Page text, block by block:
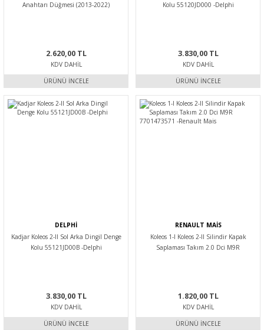
Anahtarı Düğmesi (2013-2022)
2.620,00 TL
KDV DAHIL
ÜRÜNÜ İNCELE
Kolu 55120JD000 -Delphi
3.830,00 TL
KDV DAHIL
ÜRÜNÜ İNCELE
DELPHİ
Kadjar Koleos 2-II Sol Arka Dingil Denge
Kolu 55121JD00B -Delphi
3.830,00 TL
KDV DAHIL
ÜRÜNÜ İNCELE
RENAULT MAİS
Koleos 1-I Koleos 2-II Silindir Kapak
Saplaması Takım 2.0 Dci M9R
1.820,00 TL
KDV DAHIL
ÜRÜNÜ İNCELE